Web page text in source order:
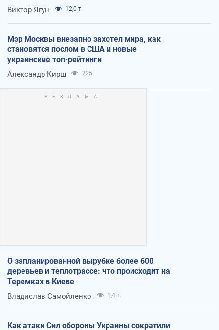
Виктор Ягун 12,0 т.
Мэр Москвы внезапно захотел мира, как
становятся послом в США и новые
украинские топ-рейтинги
Александр Кирш 225
О запланированной вырубке более 600
деревьев и теплотрассе: что происходит на
Теремках в Киеве
Владислав Самойленко 1,4 т.
Как атаки Сил обороны Украины сократили